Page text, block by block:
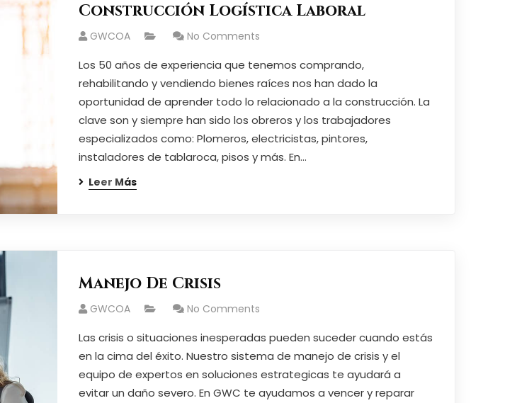
Construcción Logística Laboral
GWCOA No Comments
Los 50 años de experiencia que tenemos comprando,
rehabilitando y vendiendo bienes raíces nos han dado la
oportunidad de aprender todo lo relacionado a la construcción. La
clave son y siempre han sido los obreros y los trabajadores
especializados como: Plomeros, electricistas, pintores,
instaladores de tablaroca, pisos y más. En…
Leer Más
Manejo De Crisis
GWCOA No Comments
Las crisis o situaciones inesperadas pueden suceder cuando estás
en la cima del éxito. Nuestro sistema de manejo de crisis y el
equipo de expertos en soluciones estrategicas te ayudará a
evitar un daño severo. En GWC te ayudamos a vencer y reparar